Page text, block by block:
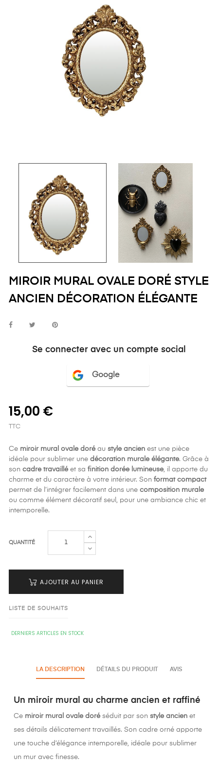
MIROIR MURAL OVALE DORÉ STYLE
ANCIEN DÉCORATION ÉLÉGANTE
Se connecter avec un compte social
Google
15,00 €
TTC
Ce miroir mural ovale doréau style ancien est une pièce
idéale pour sublimer une décoration murale élégante. Grâce à
son cadre travailléet sa finition dorée lumineuse, il apporte du
charme et du caractère à votre intérieur. Son format compact
permet de l’intégrer facilement dans une composition murale
ou comme élément décoratif seul, pour une ambiance chic et
intemporelle.
QUANTITÉ
AJOUTER AU PANIER
LISTE DE SOUHAITS
DERNIERS ARTICLES EN STOCK
LA DESCRIPTION DÉTAILS DU PRODUIT AVIS
Un miroir mural au charme ancien et raffiné
Ce miroir mural ovale doréséduit par son style ancien et
ses détails délicatement travaillés. Son cadre orné apporte
une touche d’élégance intemporelle, idéale pour sublimer
un mur avec finesse.